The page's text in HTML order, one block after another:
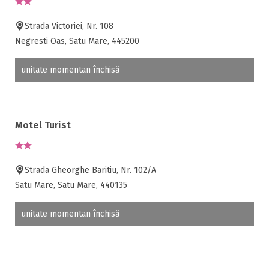
Strada Victoriei, Nr. 108
Negresti Oas, Satu Mare, 445200
unitate momentan închisă
Motel Turist
Strada Gheorghe Baritiu, Nr. 102/A
Satu Mare, Satu Mare, 440135
unitate momentan închisă